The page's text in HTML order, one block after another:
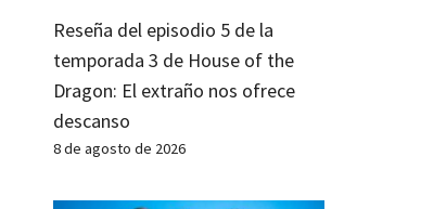
Reseña del episodio 5 de la
temporada 3 de House of the
Dragon: El extraño nos ofrece
descanso
8 de agosto de 2026